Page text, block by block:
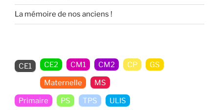
La mémoire de nos anciens !
CE1 CE2 CM1 CM2 CP GS
Maternelle MS
Primaire PS TPS ULIS